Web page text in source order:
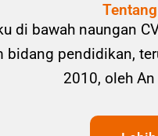
di bawah naungan
pendidikan,
2010, oleh